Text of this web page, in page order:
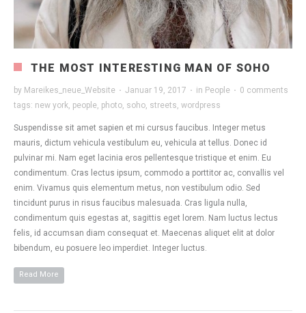
THE MOST INTERESTING MAN OF SOHO
by Mareikes_neue_Website · Januar 19, 2017 · in People · 0 comments
tags: new york, people, photo, soho, streets, wordpress
Suspendisse sit amet sapien et mi cursus faucibus. Integer metus
mauris, dictum vehicula vestibulum eu, vehicula at tellus. Donec id
pulvinar mi. Nam eget lacinia eros pellentesque tristique et enim. Eu
condimentum. Cras lectus ipsum, commodo a porttitor ac, convallis vel
enim. Vivamus quis elementum metus, non vestibulum odio. Sed
tincidunt purus in risus faucibus malesuada. Cras ligula nulla,
condimentum quis egestas at, sagittis eget lorem. Nam luctus lectus
felis, id accumsan diam consequat et. Maecenas aliquet elit at dolor
bibendum, eu posuere leo imperdiet. Integer luctus.
Read More